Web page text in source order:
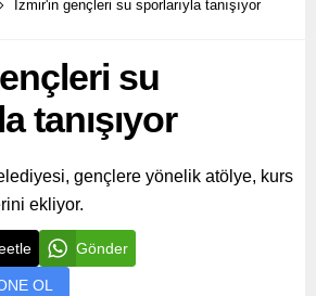
İzmir'in gençleri su sporlarıyla tanışıyor
su
tanışıyor
gençlere yönelik atölye, kurs
ekliyor.
Gönder
OL